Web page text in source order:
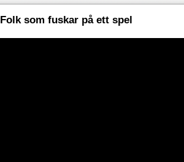
Folk som fuskar på ett spel